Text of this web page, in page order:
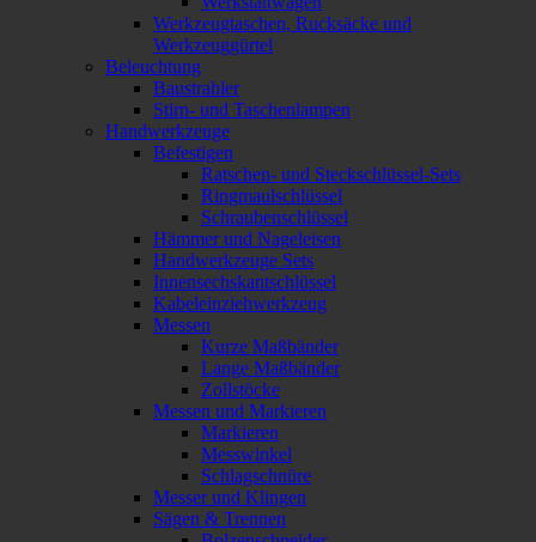
Werkzeugtaschen, Rucksäcke und
Werkzeuggürtel
Beleuchtung
Baustrahler
Stirn- und Taschenlampen
Handwerkzeuge
Befestigen
Ratschen- und Steckschlüssel-Sets
Ringmaulschlüssel
Schraubenschlüssel
Hämmer und Nageleisen
Handwerkzeuge Sets
Innensechskantschlüssel
Kabeleinziehwerkzeug
Messen
Kurze Maßbänder
Lange Maßbänder
Zollstöcke
Messen und Markieren
Markieren
Messwinkel
Schlagschnüre
Messer und Klingen
Sägen & Trennen